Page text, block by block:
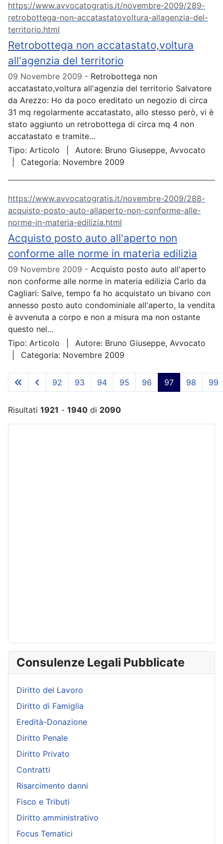
Retrobottega non accatastato,voltura
all'agenzia del territorio
https://www.avvocatogratis.it/novembre-2009/289-
retrobottega-non-accatastatovoltura-allagenzia-del-
territorio.html
09 Novembre 2009
Retrobottega non
accatastato,voltura all'agenzia del territorio Salvatore
da Arezzo: Ho da poco ereditato un negozio di circa
31 mq regolarmente accatastato, allo stesso però, vi è
stato aggiunto un retrobottega di circa mq 4 non
accatastato e tramite...
Tipo: Articolo Autore: Bruno Giuseppe, Avvocato
Categoria: Novembre 2009
Acquisto posto auto all'aperto non
conforme alle norme in materia edilizia
https://www.avvocatogratis.it/novembre-2009/288-
acquisto-posto-auto-allaperto-non-conforme-alle-
norme-in-materia-edilizia.html
09 Novembre 2009
Acquisto posto auto all'aperto
non conforme alle norme in materia edilizia Carlo da
Cagliari: Salve, tempo fa ho acquistato un bivano con
annesso posto auto condominiale all'aperto, la vendita
è avvenuta a corpo e non a misura ma non ostante
questo nel...
Tipo: Articolo Autore: Bruno Giuseppe, Avvocato
Categoria: Novembre 2009
92 93 94 95 96 97 98 99
Risultati 1921 - 1940 di 2090
Consulenze Legali Pubblicate
Diritto del Lavoro
Diritto di Famiglia
Eredità-Donazione
Diritto Penale
Diritto Privato
Contratti
Risarcimento danni
Fisco e Tributi
Diritto amministrativo
Focus Tematici